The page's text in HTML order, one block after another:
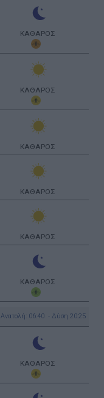
ΚΑΘΑΡΟΣ
ΚΑΘΑΡΟΣ
ΚΑΘΑΡΟΣ
ΚΑΘΑΡΟΣ
ΚΑΘΑΡΟΣ
ΚΑΘΑΡΟΣ
Ανατολή: 06:40 - Δύση 20:25
ΚΑΘΑΡΟΣ